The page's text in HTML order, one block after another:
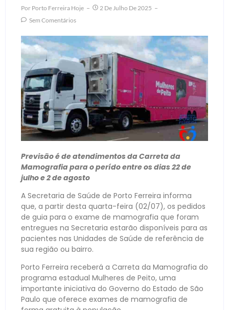
Por Porto Ferreira Hoje
2 De Julho De 2025
Sem Comentários
Previsão é de atendimentos da Carreta da
Mamografia para o perído entre os dias 22 de
julho e 2 de agosto
A Secretaria de Saúde de Porto Ferreira informa
que, a partir desta quarta-feira (02/07), os pedidos
de guia para o exame de mamografia que foram
entregues na Secretaria estarão disponíveis para as
pacientes nas Unidades de Saúde de referência de
sua região ou bairro.
Porto Ferreira receberá a Carreta da Mamografia do
programa estadual Mulheres de Peito, uma
importante iniciativa do Governo do Estado de São
Paulo que oferece exames de mamografia de